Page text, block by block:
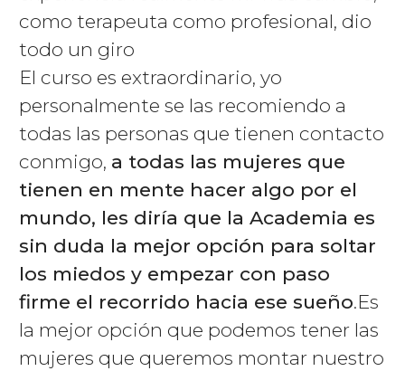
como terapeuta como profesional, dio
todo un giro
El curso es extraordinario, yo
personalmente se las recomiendo a
todas las personas que tienen contacto
conmigo, a todas las mujeres que
tienen en mente hacer algo por el
mundo, les diría que la Academia es
sin duda la mejor opción para soltar
los miedos y empezar con paso
firme el recorrido hacia ese sueño.Es
la mejor opción que podemos tener las
mujeres que queremos montar nuestro